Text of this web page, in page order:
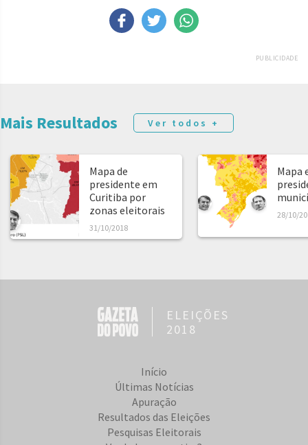
PUBLICIDADE
Mais Resultados Ver todos +
Mapa de
presidente em
Curitiba por
zonas eleitorais
31/10/2018
Mapa
28/10/
ELEIÇÕES
2018
Início
Últimas Notícias
Apuração
Resultados das Eleições
Pesquisas Eleitorais